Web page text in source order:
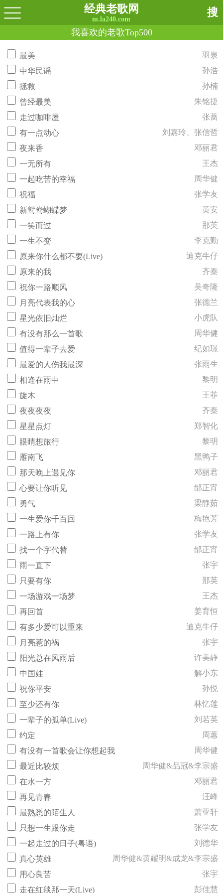
经典老歌网
m.la240.com
搜
我喜欢的老歌Top500
最美
羽泉
中华民谣
孙浩
拯救
孙楠
曾经最美
朱铭捷
走过咖啡屋
张蔷
有一点动心
刘嘉玲、张信哲
夜来香
邓丽君
一无所有
王杰
一起吃苦的幸福
周华健
祝福
张学友
新鸳鸯蝴蝶梦
黄安
一笑而过
那英
一生不变
李克勤
原来你什么都不要(Live)
迪克牛仔
原来的我
齐秦
祝你一路顺风
吴奇隆
月亮代表我的心
张德兰
星光依旧灿烂
小虎队
有没有那么一首歌
周华健
值得一辈子去爱
纪如璟
最爱的人伤我最深
张雨生
相逢在雨中
黎明
旋木
王菲
夜夜夜夜
齐秦
星星点灯
郑智化
眼睛想旅行
黎明
雁南飞
黑鸭子
那天晚上遇见你
邓丽君
心要让你听见
邰正宵
勇气
梁静茹
一生爱你千百回
梅艳芳
一路上有你
张学友
找一个字代替
邰正宵
雨一直下
张宇
只要有你
那英
一场游戏一场梦
王杰
再回首
姜育恒
有多少爱可以重来
迪克牛仔
月亮惹的祸
张宇
阳光总在风雨后
许美静
中国娃
解小东
祝你平安
孙悦
至少还有你
林忆莲
一辈子的孤单(Live)
刘若英
约定
周蕙
有没有一首歌会让你想起我
周华健
最近比较烦
周华健&品冠&李宗盛
在水一方
邓丽君
再见青春
汪峰
最熟悉的陌生人
萧亚轩
只想一生跟你走
张学友
一起走过的日子(粤语)
刘德华
真心英雄
周华健&黄耀明&成龙&李宗盛
用心良苦
张宇
走在红毯那一天(Live)
彭佳慧